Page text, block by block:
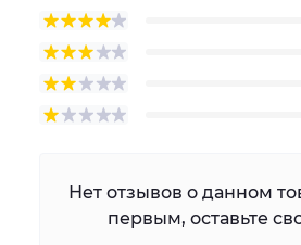
Нет отзывов о данном
первым, оставьте